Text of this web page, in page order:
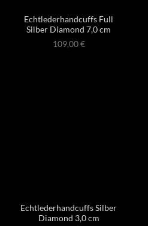
Echtlederhandcuffs Full
Silber Diamond 7,0 cm
109,00€
Echtlederhandcuffs Silber
Diamond 3,0 cm